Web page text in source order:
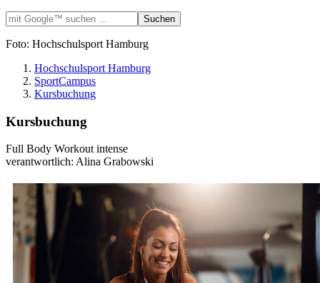
Foto: Hochschulsport Hamburg
Hochschulsport Hamburg
SportCampus
Kursbuchung
Kursbuchung
Full Body Workout intense
verantwortlich: Alina Grabowski